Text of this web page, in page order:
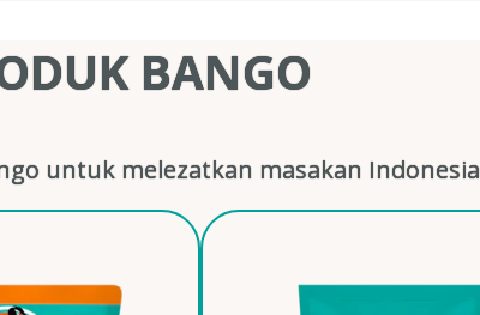
BANGO
untuk melezatkan masakan Indonesia